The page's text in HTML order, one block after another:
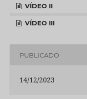
VÍDEO II
VÍDEO III
PUBLICADO
14/12/2023